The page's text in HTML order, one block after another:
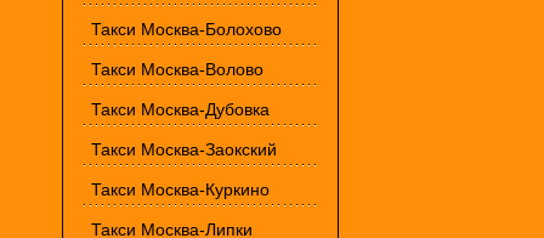
Такси Москва-Болохово
Такси Москва-Волово
Такси Москва-Дубовка
Такси Москва-Заокский
Такси Москва-Куркино
Такси Москва-Липки